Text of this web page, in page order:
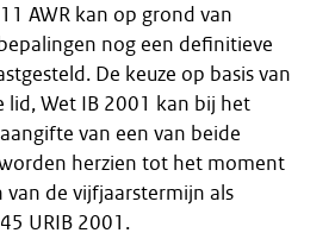
AWR kan op grond van
nog een definitieve
De keuze op basis van
lid, Wet IB 2001 kan bij het
van een van beide
herzien tot het moment
de vijfjaarstermijn als
URIB 2001.